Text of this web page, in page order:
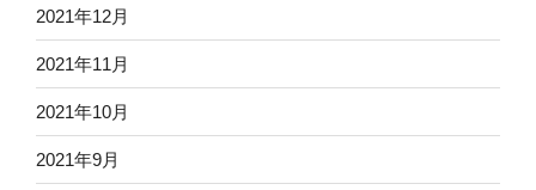
2021年12月
2021年11月
2021年10月
2021年9月